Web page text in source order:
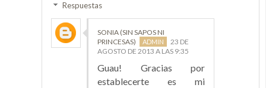
Respuestas
SONIA (SIN SAPOS NI
PRINCESAS)
23 DE
AGOSTO DE 2013 A LAS 9:35
Guau! Gracias por
establecerte es mi